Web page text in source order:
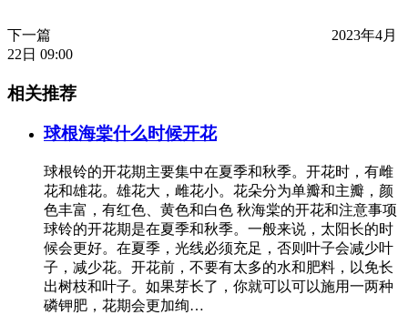
下一篇
2023年4月
22日 09:00
相关推荐
球根海棠什么时候开花
球根铃的开花期主要集中在夏季和秋季。开花时，有雌
花和雄花。雄花大，雌花小。花朵分为单瓣和主瓣，颜
色丰富，有红色、黄色和白色 秋海棠的开花和注意事项
球铃的开花期是在夏季和秋季。一般来说，太阳长的时
候会更好。在夏季，光线必须充足，否则叶子会减少叶
子，减少花。开花前，不要有太多的水和肥料，以免长
出树枝和叶子。如果芽长了，你就可以可以施用一两种
磷钾肥，花期会更加绚…